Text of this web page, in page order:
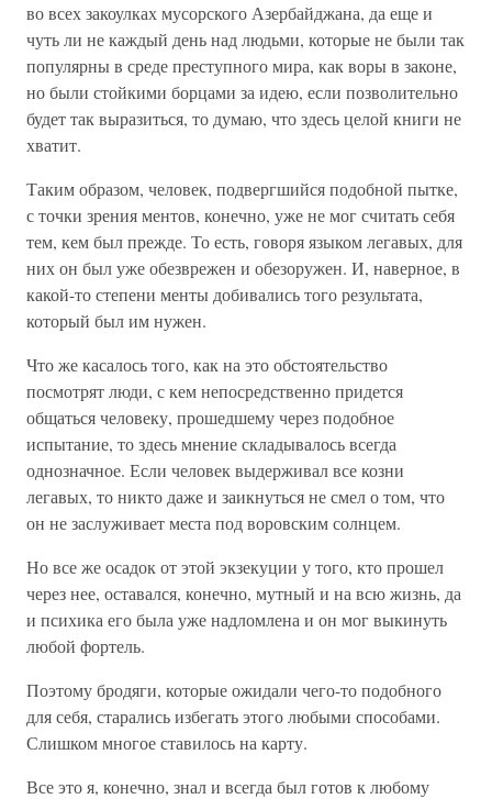
во всех закоулках мусорского Азербайджана, да еще и
чуть ли не каждый день над людьми, которые не были так
популярны в среде преступного мира, как воры в законе,
но были стойкими борцами за идею, если позволительно
будет так выразиться, то думаю, что здесь целой книги не
хватит.
Таким образом, человек, подвергшийся подобной пытке,
с точки зрения ментов, конечно, уже не мог считать себя
тем, кем был прежде. То есть, говоря языком легавых, для
них он был уже обезврежен и обезоружен. И, наверное, в
какой-то степени менты добивались того результата,
который был им нужен.
Что же касалось того, как на это обстоятельство
посмотрят люди, с кем непосредственно придется
общаться человеку, прошедшему через подобное
испытание, то здесь мнение складывалось всегда
однозначное. Если человек выдерживал все козни
легавых, то никто даже и заикнуться не смел о том, что
он не заслуживает места под воровским солнцем.
Но все же осадок от этой экзекуции у того, кто прошел
через нее, оставался, конечно, мутный и на всю жизнь, да
и психика его была уже надломлена и он мог выкинуть
любой фортель.
Поэтому бродяги, которые ожидали чего-то подобного
для себя, старались избегать этого любыми способами.
Слишком многое ставилось на карту.
Все это я, конечно, знал и всегда был готов к любому